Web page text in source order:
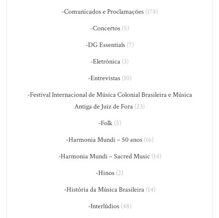
-Comunicados e Proclamações(174)
-Concertos(5)
-DG Essentials(7)
-Eletrônica (3)
-Entrevistas(10)
-Festival Internacional de Música Colonial Brasileira e Música
Antiga de Juiz de Fora (23)
-Folk(5)
-Harmonia Mundi – 50 anos(16)
-Harmonia Mundi – Sacred Music (14)
-Hinos (2)
-História da Música Brasileira(14)
-Interlúdios(48)